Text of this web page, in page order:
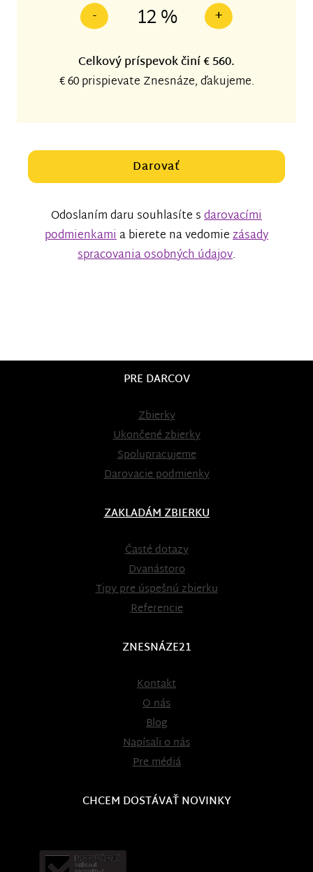
- +
12 %
Celkový príspevok činí€ 560.
€ 60prispievate Znesnáze, ďakujeme.
Darovať
Odoslaním daru souhlasíte sdarovacími
podmienkamia bierete na vedomiezásady
spracovania osobných údajov.
PRE DARCOV
Zbierky
Ukončené zbierky
Spolupracujeme
Darovacie podmienky
ZAKLADÁM ZBIERKU
Časté dotazy
Dvanástoro
Tipy pre úspešnú zbierku
Referencie
ZNESNÁZE21
Kontakt
O nás
Blog
Napísali o nás
Pre médiá
CHCEM DOSTÁVAŤ NOVINKY